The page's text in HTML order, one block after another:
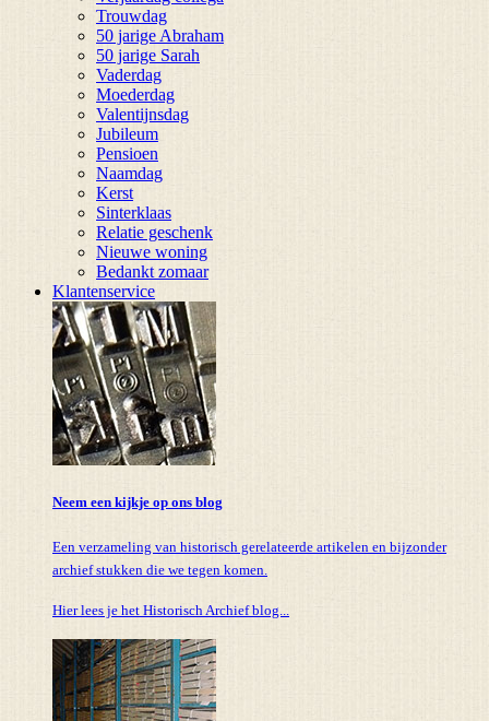
Trouwdag
50 jarige Abraham
50 jarige Sarah
Vaderdag
Moederdag
Valentijnsdag
Jubileum
Pensioen
Naamdag
Kerst
Sinterklaas
Relatie geschenk
Nieuwe woning
Bedankt zomaar
Klantenservice
Neem een kijkje op ons blog
Een verzameling van historisch gerelateerde artikelen en bijzonder
archief stukken die we tegen komen.
Hier lees je het Historisch Archief blog...